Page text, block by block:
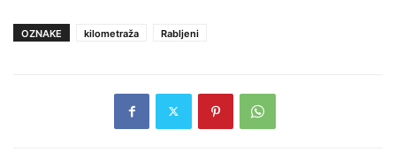
OZNAKE kilometraža Rabljeni